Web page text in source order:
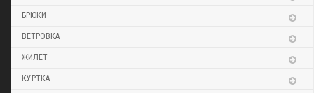
БРЮКИ
ВЕТРОВКА
ЖИЛЕТ
КУРТКА